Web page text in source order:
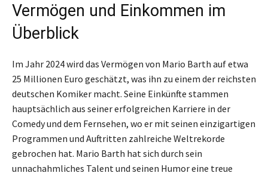
Vermögen und Einkommen im
Überblick
Im Jahr 2024 wird das Vermögen von Mario Barth auf etwa
25 Millionen Euro geschätzt, was ihn zu einem der reichsten
deutschen Komiker macht. Seine Einkünfte stammen
hauptsächlich aus seiner erfolgreichen Karriere in der
Comedy und dem Fernsehen, wo er mit seinen einzigartigen
Programmen und Auftritten zahlreiche Weltrekorde
gebrochen hat. Mario Barth hat sich durch sein
unnachahmliches Talent und seinen Humor eine treue